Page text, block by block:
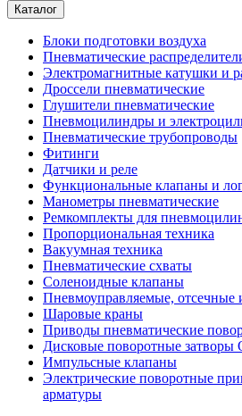
Каталог
Блоки подготовки воздуха
Пневматические
Электромагнитные катушки и
Дроссели пневматические
Глушители пневматические
Пневмоцилиндры и
Пневматические трубопроводы
Фитинги
Датчики и реле
Функциональные клапаны и
Манометры пневматические
Ремкомплекты для
Пропорциональная техника
Вакуумная техника
Пневматические схваты
Соленоидные клапаны
Пневмоуправляемые,
Шаровые краны
Приводы пневматические
Дисковые поворотные затворы
Импульсные клапаны
Электрические поворотные
арматуры